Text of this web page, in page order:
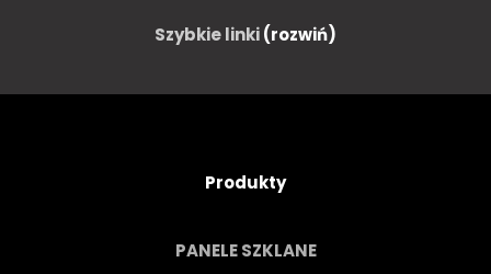
Szybkie linki(rozwiń)
Produkty
PANELE SZKLANE